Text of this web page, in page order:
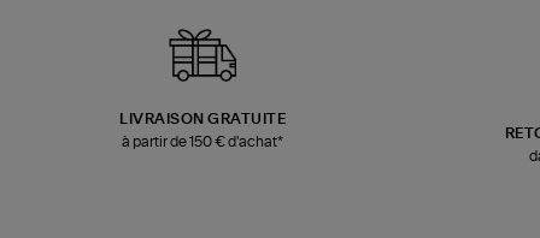
LIVRAISON GRATUITE
à partir de 150 € d'achat*